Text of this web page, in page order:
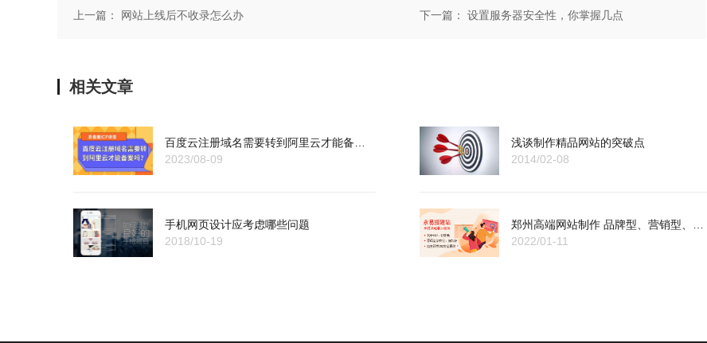
上一篇： 网站上线后不收录怎么办 下一篇： 设置服务器安全性，你掌握几点
相关文章
2023/08-09
浅谈制作精品网站的突破点
2014/02-08
手机网页设计应考虑哪些问题
2018/10-19
2022/01-11